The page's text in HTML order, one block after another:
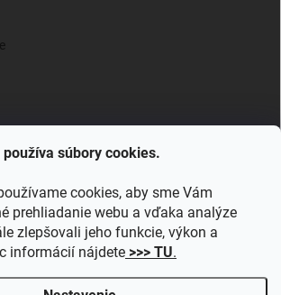
súbory cookies.
cookies, aby sme Vám
prehliadanie webu a vďaka analýze
zlepšovali jeho funkcie, výkon a
informácií nájdete >>> TU.
doplnky výživy